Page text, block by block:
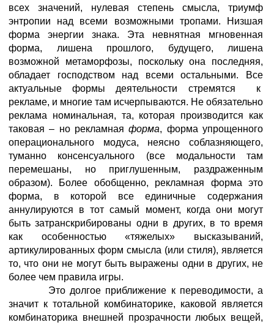
всех значений, нулевая степень смысла, триумф
энтропии над всеми возможными тропами. Низшая
форма энергии знака. Эта невнятная мгновенная
форма, лишена прошлого, будущего, лишена
возможной метаморфозы, поскольку она последняя,
обладает господством над всеми остальными. Все
актуальные формы деятельности стремятся к
рекламе, и многие там исчерпываются. Не обязательно
реклама номинальная, та, которая производится как
таковая – но рекламнаяформа, форма упрощенного
операционального модуса, неясно соблазняющего,
туманно консенсуального (все модальности там
перемешаны, но приглушенным, раздраженным
образом). Более обобщенно, рекламная форма это
форма, в которой все единичные содержания
аннулируются в тот самый момент, когда они могут
быть затранскрибированы одни в других, в то время
как особенностью «тяжелых» высказываний,
артикулированных форм смысла (или стиля), является
то, что они не могут быть выражены одни в других, не
более чем правила игры.
Это долгое приближение к переводимости, а
значит к тотальной комбинаторике, каковой является
комбинаторика внешней прозрачности любых вещей,